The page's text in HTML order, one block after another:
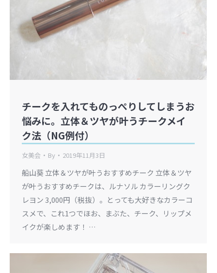
チークを入れてものっぺりしてしまうお
悩みに。立体＆ツヤが叶うチークメイ
ク法（NG例付）
女美会 By 2019年11月3日
船山葵 立体＆ツヤが叶うおすすめチーク 立体＆ツヤ
が叶うおすすめチークは、ルナソル カラーリングク
レヨン 3,000円（税抜）。とっても大好きなカラーコ
スメで、これ1つでほお、まぶた、チーク、リップメ
イクが楽しめます！ …